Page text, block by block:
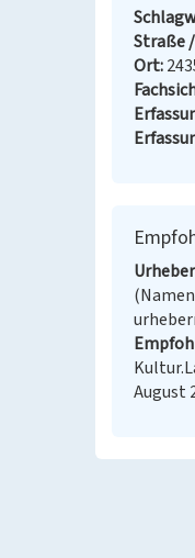
Straße
Ort
August